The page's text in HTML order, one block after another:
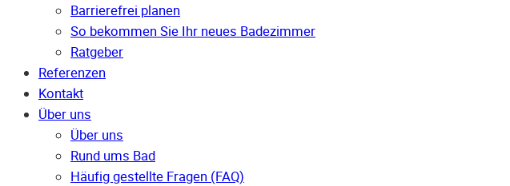
Barrierefrei planen
So bekommen Sie Ihr neues Badezimmer
Ratgeber
Referenzen
Kontakt
Über uns
Über uns
Rund ums Bad
Häufig gestellte Fragen (FAQ)